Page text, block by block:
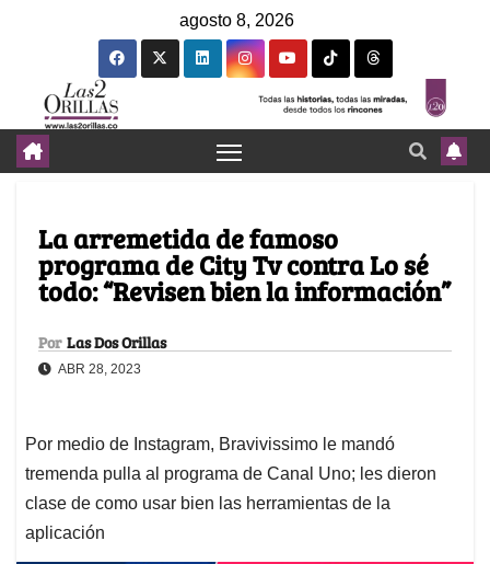
agosto 8, 2026
La arremetida de famoso
programa de City Tv contra Lo sé
todo: “Revisen bien la información”
Por Las Dos Orillas
ABR 28, 2023
Por medio de Instagram, Bravivissimo le mandó
tremenda pulla al programa de Canal Uno; les dieron
clase de como usar bien las herramientas de la
aplicación